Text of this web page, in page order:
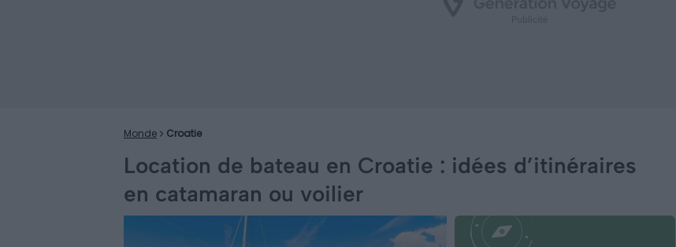
Monde Croatie
Location de bateau en Croatie : idées d’itinéraires
en catamaran ou voilier